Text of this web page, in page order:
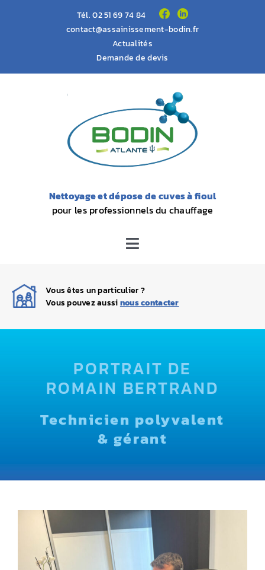
Tél.02 51 69 74 84
contact@assainissement-bodin.fr
Actualités
Demande de devis
Nettoyage et dépose de cuves à fioul
pour les professionnels du chauffage
Toggle
QUI SOMMES-NOUS ?
TRANSFERT DE FIOUL
Vous êtes un particulier ?
Vous pouvez aussinous contacter
PORTRAIT DE
ROMAIN BERTRAND
Technicien polyvalent
& gérant